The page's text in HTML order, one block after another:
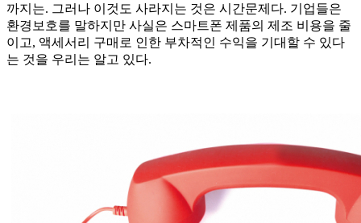
까지는. 그러나 이것도 사라지는 것은 시간문제다. 기업들은
환경보호를 말하지만 사실은 스마트폰 제품의 제조 비용을 줄
이고, 액세서리 구매로 인한 부차적인 수익을 기대할 수 있다
는 것을 우리는 알고 있다.